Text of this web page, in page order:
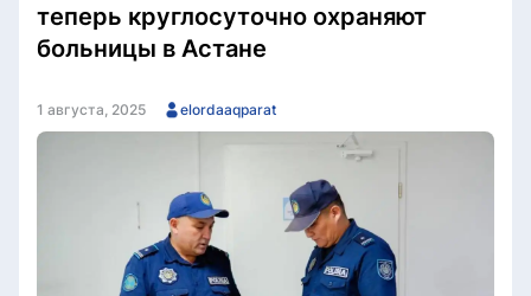
Видео
Мир
Послание
Служба Комплаенс
теперь круглосуточно охраняют
больницы в Астане
1 августа, 2025 elordaaqparat